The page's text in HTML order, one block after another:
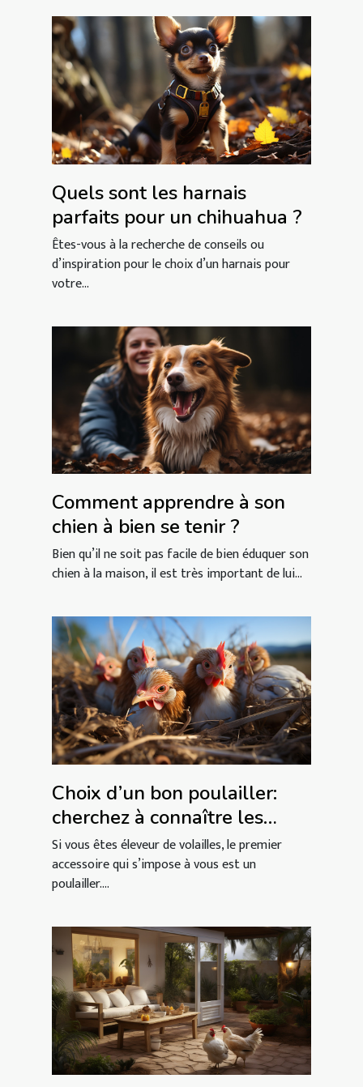
Quels sont les harnais
parfaits pour un chihuahua ?
Êtes-vous à la recherche de conseils ou
d’inspiration pour le choix d’un harnais pour
votre...
Comment apprendre à son
chien à bien se tenir ?
Bien qu’il ne soit pas facile de bien éduquer son
chien à la maison, il est très important de lui...
Choix d’un bon poulailler:
cherchez à connaître les
critères
Si vous êtes éleveur de volailles, le premier
accessoire qui s’impose à vous est un
poulailler....